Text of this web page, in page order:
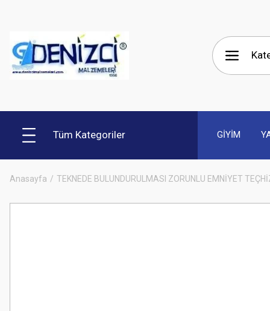
Tüm Kategoriler GİYİM
Anasayfa TEKNEDE BULUNDURULMASI ZORUNLU EMNİYET